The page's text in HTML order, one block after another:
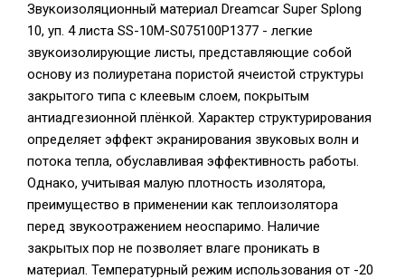
Звукоизоляционный материал Dreamcar Super Splong
10, уп. 4 листа SS-10M-S075100P1377 - легкие
звукоизолирующие листы, представляющие собой
основу из полиуретана пористой ячеистой структуры
закрытого типа с клеевым слоем, покрытым
антиадгезионной плёнкой. Характер структурирования
определяет эффект экранирования звуковых волн и
потока тепла, обуславливая эффективность работы.
Однако, учитывая малую плотность изолятора,
преимущество в применении как теплоизолятора
перед звукоотражением неоспаримо. Наличие
закрытых пор не позволяет влаге проникать в
материал. Температурный режим использования от -20